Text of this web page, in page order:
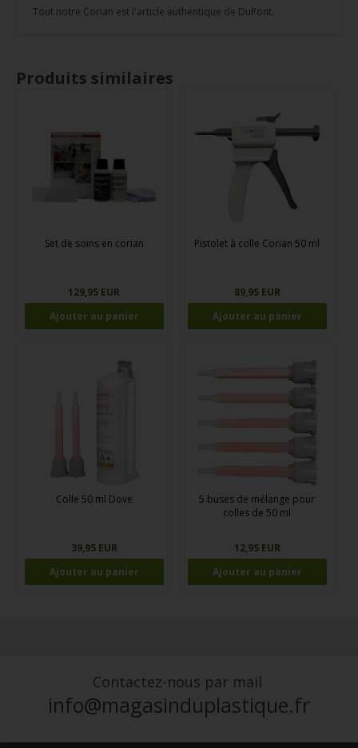
Tout notre Corian est l'article authentique de DuPont.
Produits similaires
Set de soins en corian
129,95 EUR
Pistolet à colle Corian 50 ml
89,95 EUR
Colle 50 ml Dove
39,95 EUR
5 buses de mélange pour
colles de 50 ml
12,95 EUR
Contactez-nous par mail
info@magasinduplastique.fr